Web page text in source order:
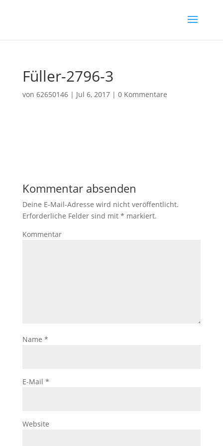
Füller-2796-3
von 62650146| Jul 6, 2017| 0 Kommentare
Kommentar absenden
Deine E-Mail-Adresse wird nicht veröffentlicht.
Erforderliche Felder sind mit * markiert.
Kommentar
Name *
E-Mail *
Website